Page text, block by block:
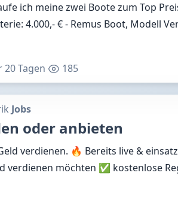
ich meine zwei Boote zum Top
4.000,- € - Remus Boot, Modell
20 Tagen 185
Jobs
oder anbieten
verdienen. 🔥 Bereits live &
verdienen möchten ✅ kostenlose